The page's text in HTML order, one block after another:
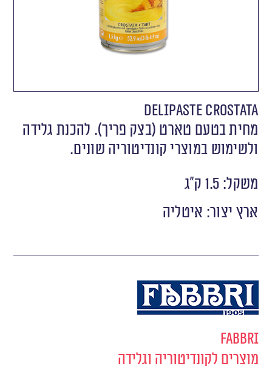
DELIPASTE CROSTATA
מחית בטעם טארט (בצק פריך). להכנת גלידה
ולשימוש במוצרי קונדיטוריה שונים.
משקל: 1.5 ק״ג
ארץ יצור: איטליה
Fabbri
מוצרים לקונדיטוריה וגלידה